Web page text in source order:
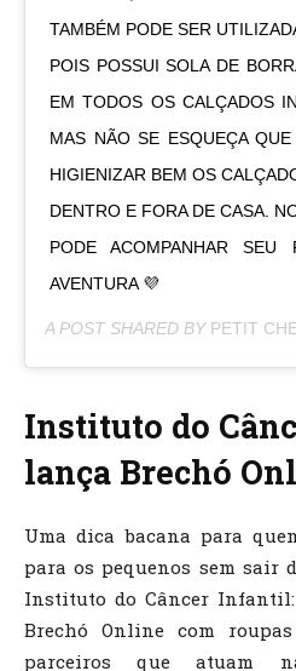
TAMBÉM PODE SER
POIS POSSUI SOLA DE
EM TODOS OS CALÇADOS
MAS NÃO SE ESQUEÇA
HIGIENIZAR BEM OS
DENTRO E FORA DE CASA.
PODE ACOMPANHAR SEU
AVENTURA 💜
A POST SHARED BY PETIT
Instituto do
lança Brechó
Uma dica bacana para
para os pequenos sem sair
Instituto do Câncer
Brechó Online com
parceiros que atuam